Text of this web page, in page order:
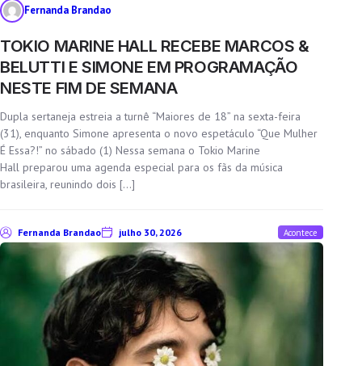
Fernanda Brandao
TOKIO MARINE HALL RECEBE MARCOS &
BELUTTI E SIMONE EM PROGRAMAÇÃO
NESTE FIM DE SEMANA
Dupla sertaneja estreia a turnê “Maiores de 18” na sexta-feira
(31), enquanto Simone apresenta o novo espetáculo “Que Mulher
É Essa?!” no sábado (1) Nessa semana o Tokio Marine
Hall preparou uma agenda especial para os fãs da música
brasileira, reunindo dois […]
Fernanda Brandao julho 30, 2026 Acontece